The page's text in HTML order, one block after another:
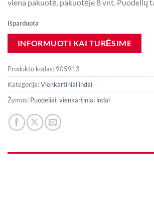
viena pakuotė, pakuotėje 8 vnt. Puodelių
Išparduota
Produkto kodas: 905913
Kategorija:Vienkartiniai indai
Žymos: Puodeliai, vienkartiniai indai